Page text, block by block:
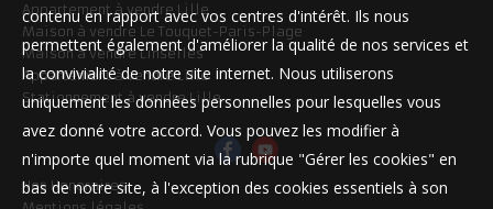
Appartement à vendre Lille
Maison à vendre Le Touquet-Paris-Plage
Maison à vendre Linselles
Appartement à vendre Lille
Stationnement à vendre Lille
Nos Honoraires
contenu en rapport avec vos centres d'intérêt. Ils nous
permettent également d'améliorer la qualité de nos services et
la convivialité de notre site internet. Nous utiliserons
uniquement les données personnelles pour lesquelles vous
avez donné votre accord. Vous pouvez les modifier à
n'importe quel moment via la rubrique "Gérer les cookies" en
bas de notre site, à l'exception des cookies essentiels à son